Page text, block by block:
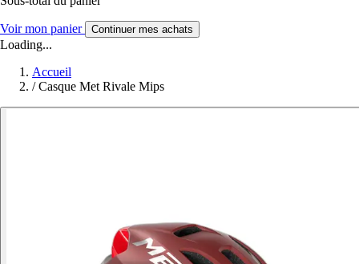
Voir mon panier Continuer mes achats
Loading...
Accueil
/ Casque Met Rivale Mips